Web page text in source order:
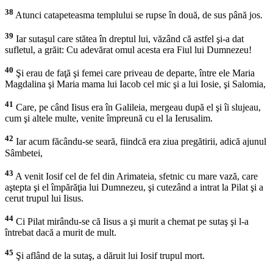
38 Atunci catapeteasma templului se rupse în două, de sus până jos.
39 Iar sutaşul care stătea în dreptul lui, văzând că astfel şi-a dat
sufletul, a grăit: Cu adevărat omul acesta era Fiul lui Dumnezeu!
40 Şi erau de faţă şi femei care priveau de departe, între ele Maria
Magdalina şi Maria mama lui Iacob cel mic şi a lui Iosie, şi Salomia,
41 Care, pe când Iisus era în Galileia, mergeau după el şi îi slujeau,
cum şi altele multe, venite împreună cu el la Ierusalim.
42 Iar acum făcându-se seară, fiindcă era ziua pregătirii, adică ajunul
Sâmbetei,
43 A venit Iosif cel de fel din Arimateia, sfetnic cu mare vază, care
aştepta şi el împărăţia lui Dumnezeu, şi cutezând a intrat la Pilat şi a
cerut trupul lui Iisus.
44 Ci Pilat mirându-se că Iisus a şi murit a chemat pe sutaş şi l-a
întrebat dacă a murit de mult.
45 Şi aflând de la sutaş, a dăruit lui Iosif trupul mort.